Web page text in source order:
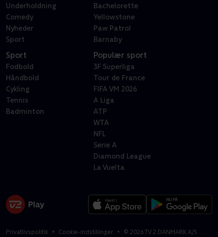
Underholdning
Comedy
Nyheder
Sport
Bachelorette
Yellowstone
Paw Patrol
Barnaby
Sport
Fodbold
Håndbold
Cykling
Tennis
Badminton
Populær sport
3F Superliga
Tour de France
FIFA VM 2026
A Liga
ATP
WTA
NFL
Serie A
Diamond League
La Vuelta
Privatlivspolitik Cookie-indstillinger © 2026TV 2 DANMARK A/S